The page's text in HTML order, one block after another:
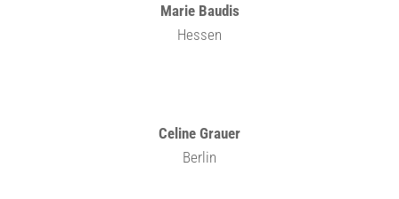
Marie Baudis
Hessen
Celine Grauer
Berlin